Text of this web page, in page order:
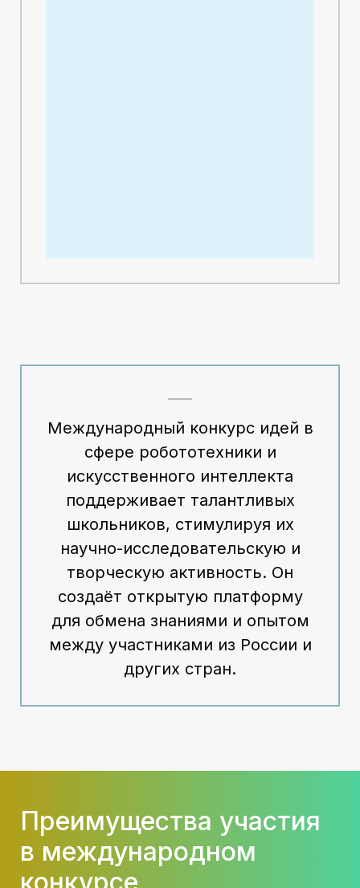
Международный конкурс идей в
сфере робототехники и
искусственного интеллекта
поддерживает талантливых
школьников, стимулируя их
научно-исследовательскую и
творческую активность. Он
создаёт открытую платформу
для обмена знаниями и опытом
между участниками из России и
других стран.
Преимущества участия
в международном
конкурсе